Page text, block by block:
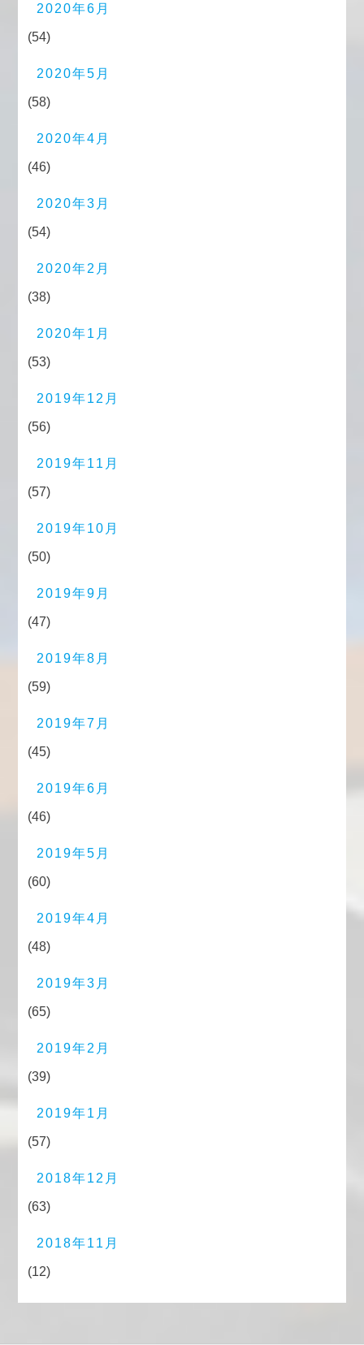
2020年6月
(54)
2020年5月
(58)
2020年4月
(46)
2020年3月
(54)
2020年2月
(38)
2020年1月
(53)
2019年12月
(56)
2019年11月
(57)
2019年10月
(50)
2019年9月
(47)
2019年8月
(59)
2019年7月
(45)
2019年6月
(46)
2019年5月
(60)
2019年4月
(48)
2019年3月
(65)
2019年2月
(39)
2019年1月
(57)
2018年12月
(63)
2018年11月
(12)